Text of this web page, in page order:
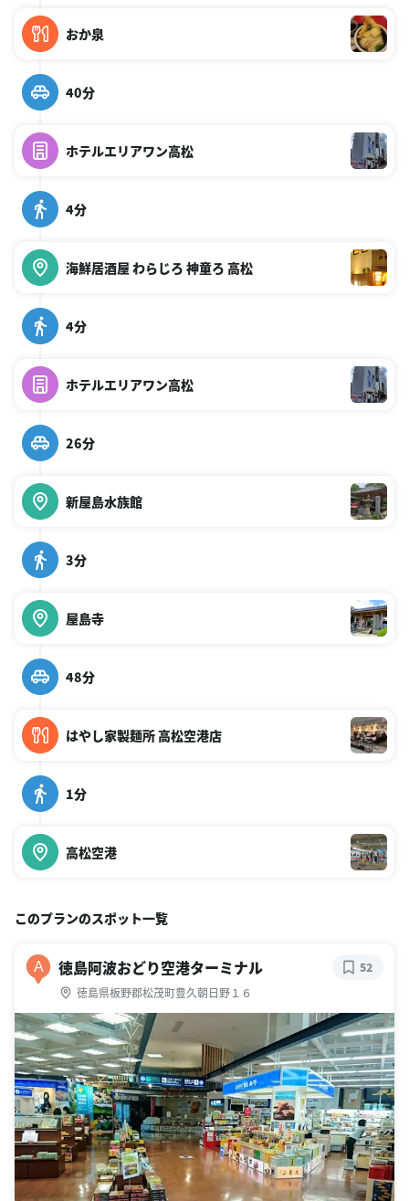
おか泉
40分
ホテルエリアワン高松
4分
海鮮居酒屋 わらじろ 神童ろ 高松
4分
ホテルエリアワン高松
26分
新屋島水族館
3分
屋島寺
48分
はやし家製麺所 高松空港店
1分
高松空港
このプランのスポット一覧
A 徳島阿波おどり空港ターミナル
徳島県板野郡松茂町豊久朝日野１６
52